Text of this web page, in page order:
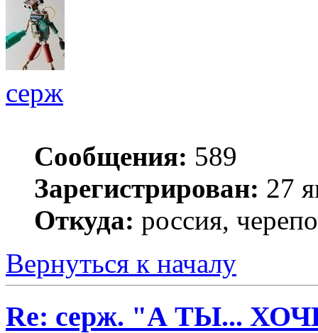
серж
Сообщения: 589
Зарегистрирован: 27
Откуда: россия,
Вернуться к началу
Re: серж. "А ТЫ...